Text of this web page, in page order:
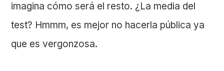
imagina cómo será el resto. ¿La media del
test? Hmmm, es mejor no hacerla pública ya
que es vergonzosa.